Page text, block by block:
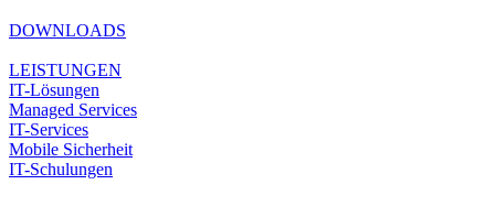
DOWNLOADS
LEISTUNGEN
IT-Lösungen
Managed Services
IT-Services
Mobile Sicherheit
IT-Schulungen